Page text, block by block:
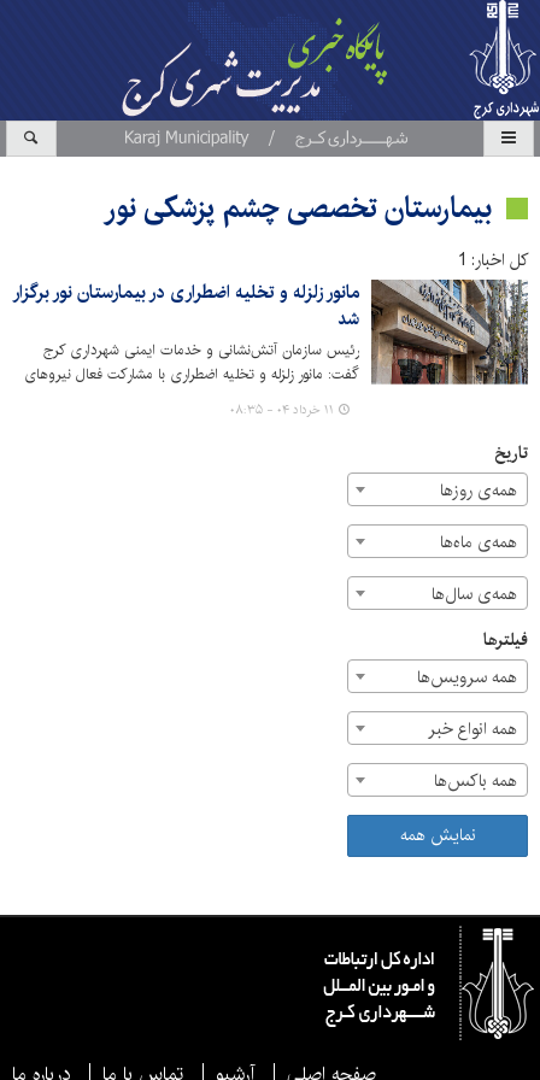
بیمارستان تخصصی چشم پزشکی نور
کل اخبار: 1
مانور زلزله و تخلیه اضطراری در بیمارستان نور برگزار
شد
رئیس سازمان آتش‌نشانی و خدمات ایمنی شهرداری کرج
گفت: مانور زلزله و تخلیه اضطراری با مشارکت فعال نیروهای
عملیاتی در بیمارستان چشم‌پزشکی نور برگزار شد.
۱۱ خرداد ۰۴ - ۰۸:۳۵
تاریخ
همه‌ی روزها
همه‌ی ماه‌ها
همه‌ی سال‌ها
فیلترها
همه سرویس‌ها
همه انواع خبر
همه باکس‌ها
نمایش همه